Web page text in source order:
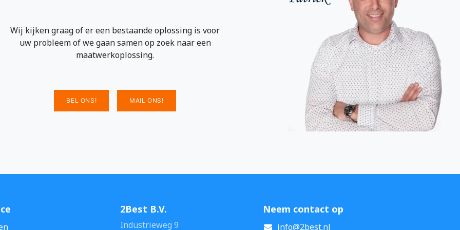
Wij kijken graag of er een bestaande oplossing is voor
uw probleem of we gaan samen op zoek naar een
maatwerkoplossing.
BEL ONS! MAIL ONS!
Neem contact op
info@2best.nl
2Best B.V.
Industrieweg 9